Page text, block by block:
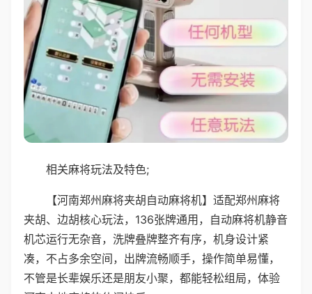
相关麻将玩法及特色;
【河南郑州麻将夹胡自动麻将机】适配郑州麻将
夹胡、边胡核心玩法，136张牌通用，自动麻将机静音
机芯运行无杂音，洗牌叠牌整齐有序，机身设计紧
凑，不占多余空间，出牌流畅顺手，操作简单易懂，
不管是长辈娱乐还是朋友小聚，都能轻松组局，体验